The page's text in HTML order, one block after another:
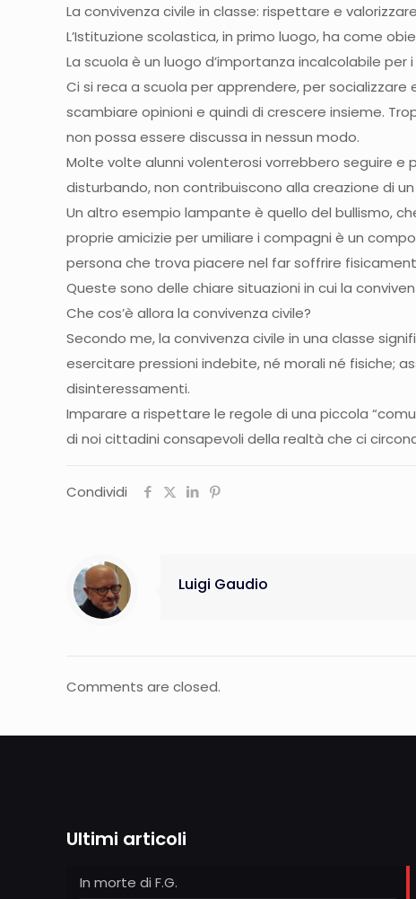
La convivenza civile in classe: rispettare e
L’Istituzione scolastica, in primo luogo, ha come
La scuola è un luogo d’importanza incalcolabile
Ci si reca a scuola per apprendere, per
scambiare opinioni e quindi di crescere insieme.
non possa essere discussa in nessun modo.
Molte volte alunni volenterosi vorrebbero seguire
disturbando, non contribuiscono alla creazione di
Un altro esempio lampante è quello del bullismo,
proprie amicizie per umiliare i compagni è un
persona che trova piacere nel far soffrire
Queste sono delle chiare situazioni in cui la
Che cos’è allora la convivenza civile?
Secondo me, la convivenza civile in una classe
esercitare pressioni indebite, né morali né fisiche;
disinteressamenti.
Imparare a rispettare le regole di una piccola
di noi cittadini consapevoli della realtà che ci
Condividi
Luigi Gaudio
Comments are closed.
Ultimi articoli
In morte di F.G.